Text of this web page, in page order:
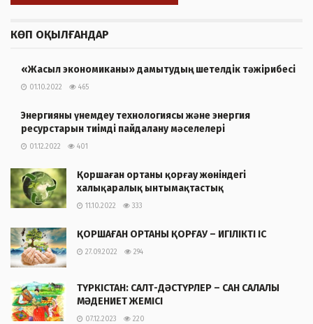
КӨП ОҚЫЛҒАНДАР
«Жасыл экономиканы» дамытудың шетелдік тәжірибесі
01.10.2022 465
Энергияны үнемдеу технологиясы және энергия
ресурстарын тиімді пайдалану мәселелері
01.12.2022 401
Қоршаған ортаны қорғау жөніндегі
халықаралық ынтымақтастық
11.10.2022 333
ҚОРШАҒАН ОРТАНЫ ҚОРҒАУ – ИГІЛІКТІ ІС
27.09.2022 294
ТҮРКІСТАН: САЛТ-ДӘСТҮРЛЕР – САН САЛАЛЫ
МӘДЕНИЕТ ЖЕМІСІ
07.12.2023 220